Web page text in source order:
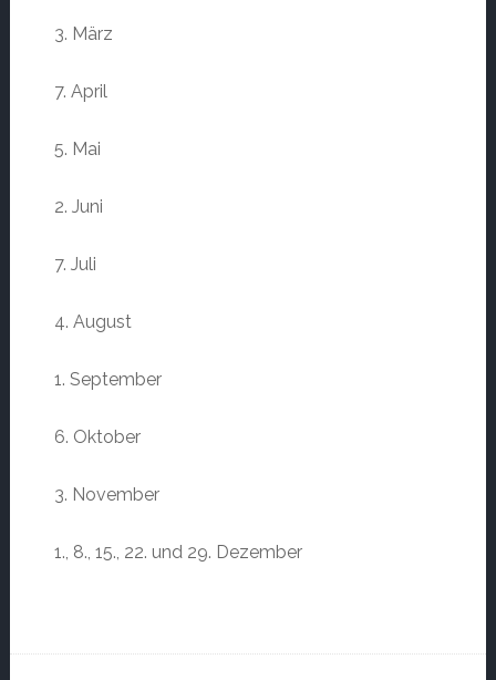
3. März
7. April
5. Mai
2. Juni
7. Juli
4. August
1. September
6. Oktober
3. November
1., 8., 15., 22. und 29. Dezember